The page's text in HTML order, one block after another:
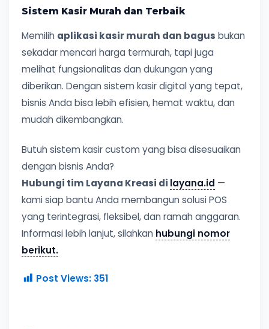
Sistem Kasir Murah dan Terbaik
Memilih aplikasi kasir murah dan bagus bukan
sekadar mencari harga termurah, tapi juga
melihat fungsionalitas dan dukungan yang
diberikan. Dengan sistem kasir digital yang tepat,
bisnis Anda bisa lebih efisien, hemat waktu, dan
mudah dikembangkan.
Butuh sistem kasir custom yang bisa disesuaikan
dengan bisnis Anda?
Hubungi tim Layana Kreasi di layana.id —
kami siap bantu Anda membangun solusi POS
yang terintegrasi, fleksibel, dan ramah anggaran.
Informasi lebih lanjut, silahkan hubungi nomor
berikut.
Post Views: 351